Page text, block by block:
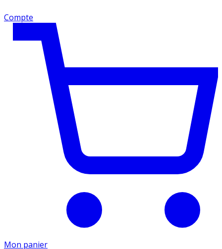
Compte
Mon panier